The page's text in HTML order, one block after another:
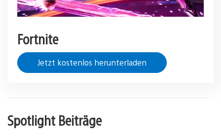
Fortnite
Jetzt kostenlos herunterladen
Spotlight Beiträge